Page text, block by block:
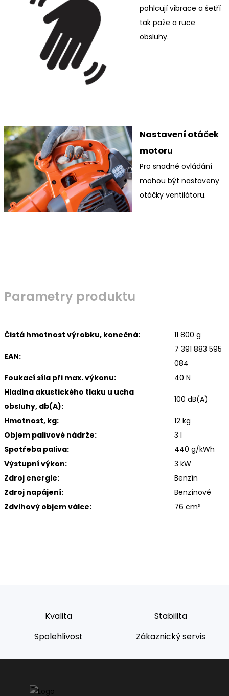
pohlcují vibrace a šetří
tak paže a ruce
obsluhy.
Nastavení otáček
motoru
Pro snadné ovládání
mohou být nastaveny
otáčky ventilátoru.
Parametry produktu
Čistá hmotnost výrobku, konečná: 11 800 g
EAN:
7 391 883 595
084
Foukací síla při max. výkonu:
40 N
Hladina akustického tlaku u ucha
obsluhy, db(A):
100 dB(A)
Hmotnost, kg:
12 kg
Objem palivové nádrže:
3 l
Spotřeba paliva:
440 g/kWh
Výstupní výkon:
3 kW
Zdroj energie:
Benzín
Zdroj napájení:
Benzínové
Zdvihový objem válce:
76 cm³
Kvalita
Stabilita
Spolehlivost
Zákaznický servis